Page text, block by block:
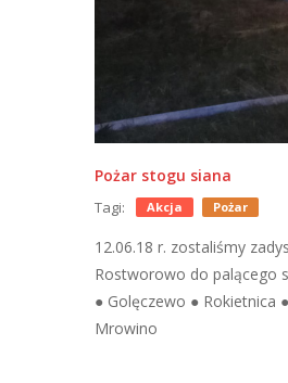
Pożar stogu siana
Tagi: Akcja Pożar
12.06.18 r. zostaliśmy
Rostworowo do palącego
● Golęczewo ● Rokietnica
Mrowino